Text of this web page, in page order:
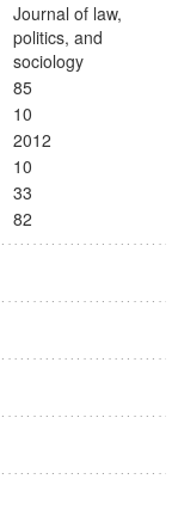
Journal of law,
politics, and
sociology
85
10
2012
10
33
82